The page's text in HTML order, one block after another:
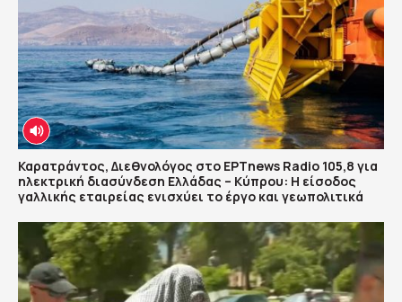
Καρατράντος, Διεθνολόγος στο ΕΡΤnews Radio 105,8 για
ηλεκτρική διασύνδεση Ελλάδας – Κύπρου: Η είσοδος
γαλλικής εταιρείας ενισχύει το έργο και γεωπολιτικά